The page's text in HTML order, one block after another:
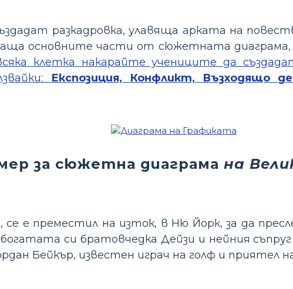
разкадровка, улавяща арката на
основните части от сюжетната диаграма,
клетка накарайте учениците да
Експозиция, Конфликт, Възходящо
за сюжетна диаграма на
се е преместил на изток, в Ню Йорк, за да
си братовчедка Дейзи и нейния
Бейкър, известен играч на голф и приятел